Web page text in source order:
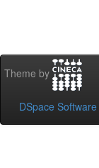
Theme by
DSpace Software